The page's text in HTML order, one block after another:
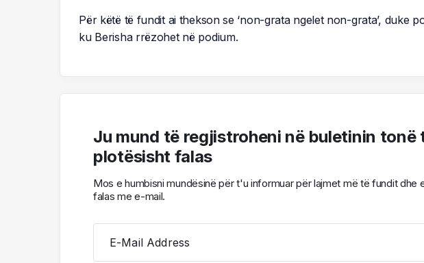
Për këtë të fundit ai thekson se ‘non-grata ngelet non-grata’, duke
ku Berisha rrëzohet në podium.
Ju mund të regjistroheni në buletinin tonë
plotësisht falas
Mos e humbisni mundësinë për t'u informuar për lajmet më të fundit dhe
falas me e-mail.
E-Mail Address